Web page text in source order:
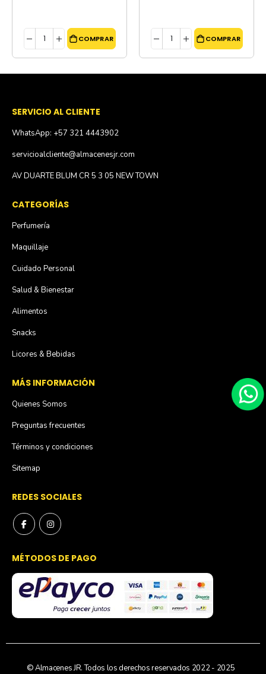
COMPRAR COMPRAR
SERVICIO AL CLIENTE
WhatsApp: +57 321 4443902
servicioalcliente@almacenesjr.com
AV DUARTE BLUM CR 5 3 05 NEW TOWN
CATEGORÍAS
Perfumería
Maquillaje
Cuidado Personal
Salud & Bienestar
Alimentos
Snacks
Licores & Bebidas
MÁS INFORMACIÓN
Quienes Somos
Preguntas frecuentes
Términos y condiciones
Sitemap
REDES SOCIALES
MÉTODOS DE PAGO
© Almacenes JR. Todos los derechos reservados 2022 - 2025